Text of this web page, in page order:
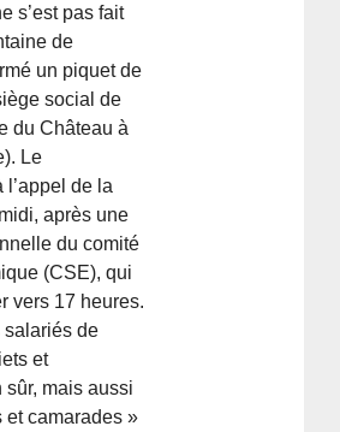
s’est pas fait
de
un piquet de
social de
du Château à
Le
l’appel de la
après une
du comité
(CSE), qui
vers 17 heures.
salariés de
et
sûr, mais aussi
et camarades »